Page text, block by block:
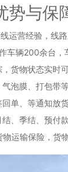
势与保
运营经验，线
车辆200余台，
货物状态实时
泡膜、打包带
单、等通知放
、季结、预付
运输保险，货